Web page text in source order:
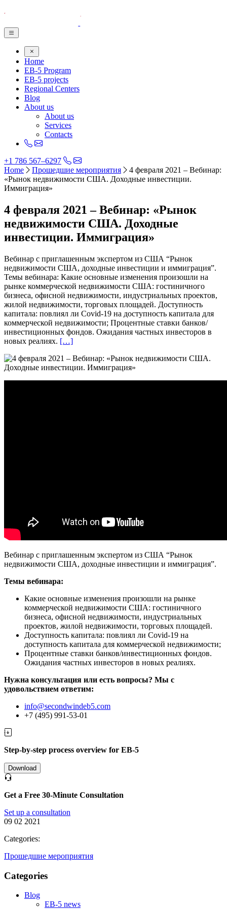
Home
EB-5 Program
EB-5 projects
Regional Centers
Blog
About us
About us
Services
Contacts
+1 786 567–6297
Home
Прошедшие мероприятия
4 февраля 2021 – Вебинар:
«Рынок недвижимости США. Доходные инвестиции.
Иммиграция»
4 февраля 2021 – Вебинар: «Рынок
недвижимости США. Доходные
инвестиции. Иммиграция»
Вебинар с приглашенным экспертом из США “Рынок
недвижимости США, доходные инвестиции и иммиграция”.
Темы вебинара: Какие основные изменения произошли на
рынке коммерческой недвижимости США: гостиничного
бизнеса, офисной недвижимости, индустриальных проектов,
жилой недвижимости, торговых площадей. Доступность
капитала: повлиял ли Covid-19 на доступность капитала для
коммерческой недвижимости; Процентные ставки банков/
инвестиционных фондов. Ожидания частных инвесторов в
новых реалиях. […]
Вебинар с приглашенным экспертом из США “Рынок
недвижимости США, доходные инвестиции и иммиграция”.
Темы вебинара:
Какие основные изменения произошли на рынке
коммерческой недвижимости США: гостиничного
бизнеса, офисной недвижимости, индустриальных
проектов, жилой недвижимости, торговых площадей.
Доступность капитала: повлиял ли Covid-19 на
доступность капитала для коммерческой недвижимости;
Процентные ставки банков/инвестиционных фондов.
Ожидания частных инвесторов в новых реалиях.
Нужна консультация или есть вопросы? Мы с
удовольствием ответим:
info@secondwindeb5.com
+7 (495) 991-53-01
Step-by-step process overview for EB-5
Download
Get a Free 30-Minute Consultation
Set up a consultation
09 02 2021
Categories:
Прошедшие мероприятия
Categories
Blog
EB-5 news